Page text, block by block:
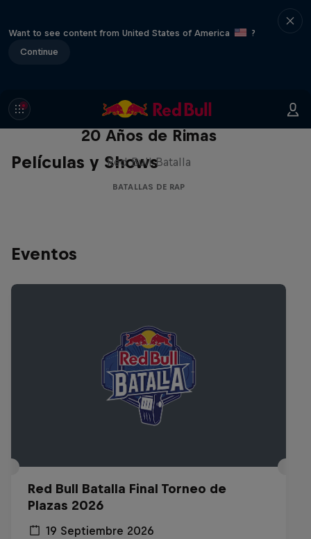
Want to see content from United States of America
?
Continue
Películas y Shows
Red Bull Batalla Nueva Historia:
20 Años de Rimas
Red Bull Batalla
BATALLAS DE RAP
Eventos
Red Bull Batalla Final Torneo de
Plazas 2026
19 Septiembre 2026